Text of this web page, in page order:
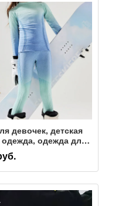
девочек, детская
одежда для
осенняя лыжная
термобелье